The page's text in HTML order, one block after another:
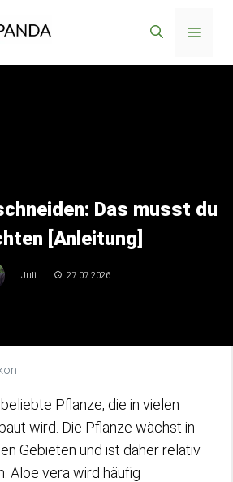
Menü
Das musst du
[Anleitung]
Juli 27.07.2026
Pflanze, die in vielen
wird. Die Pflanze wächst in
Gebieten und ist daher relativ
Aloe vera wird häufig